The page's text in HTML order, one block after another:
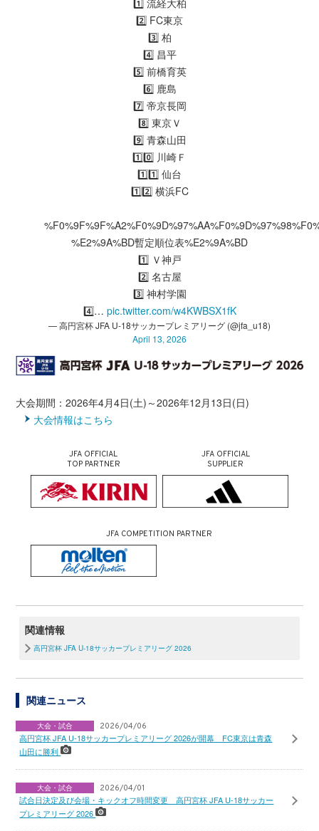
2️⃣ FC東京
3️⃣ 柏
4️⃣ 昌平
5️⃣ 前橋育英
6️⃣ 鹿島
7️⃣ 帝京長岡
8️⃣ 東京Ｖ
9️⃣ 青森山田
1️⃣0️⃣ 川崎Ｆ
1️⃣1️⃣ 仙台
1️⃣2️⃣ 横浜FC
%E2%9A%BD暫定順位表%E2%9A%BD
1️⃣ Ｖ神戸
2️⃣ 名古屋
3️⃣ 神村学園
4️⃣… pic.twitter.com/w4KWBSX1fK
— 高円宮杯 JFA U-18サッカープレミアリーグ (@jfa_u18)
April 13, 2026
大会期間：2026年4月4日(土)～2026年12月13日(日)
大会情報はこちら
JFA OFFICIAL
TOP PARTNER
JFA OFFICIAL
SUPPLIER
JFA COMPETITION PARTNER
関連情報
高円宮杯 JFA U-18サッカープレミアリーグ 2026
関連ニュース
大会・試合 2026/04/06
高円宮杯 JFA U-18サッカープレミアリーグ 2026が開幕 FC東京は青森
山田に勝利
大会・試合 2026/04/01
試合日決定及び会場・キックオフ時間変更 高円宮杯 JFA U-18サッカー
プレミアリーグ 2026